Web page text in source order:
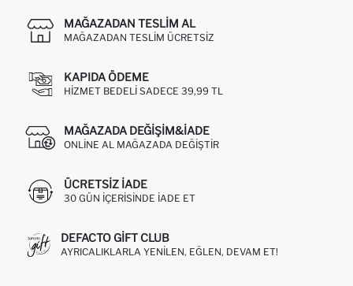
MAĞAZADAN TESLIM AL
MAĞAZADAN TESLIM ÜCRETSIZ
KAPIDA ÖDEME
HIZMET BEDELI SADECE 39,99 TL
MAĞAZADA DEĞIŞIM&İADE
ONLINE AL MAĞAZADA DEĞIŞTIR
ÜCRETSIZ IADE
30 GÜN IÇERISINDE IADE ET
DEFACTO GIFT CLUB
AYRICALIKLARLA YENILEN, EĞLEN, DEVAM ET!